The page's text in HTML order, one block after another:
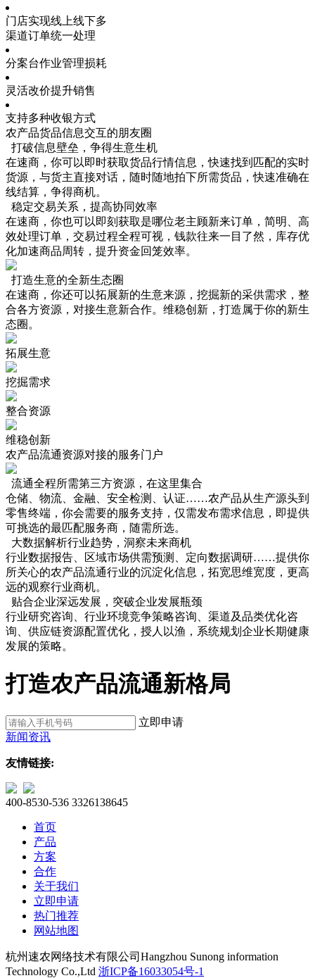
门店实现线上线下多
渠道订单统一处理
分案台作业管理损耗
灵活改价提升销售
支持多种收银方式
农产品货品信息交互的朋友圈
打破信息壁垒，争得生意生机
在速商，你可以即时获取货品行情信息，快速找到匹配的实时
货源，与货主直接对话，随时随地拍下所需货品，快速准确在
线结算，争得商机。
稳定交易关系，提高协同效率
在速商，你也可以即刻获取是哪位老主顾新来订单，简明、高
效处理订单，交易过程全程可视，钱款往来一目了然，库存优
化加速商品周转，提升资金回笼效率。
打造生意的全新生态圈
在速商，你还可以拓展新的生意来源，挖掘新的采供需求，整
合各方资源，对接生意新合作。维稳创新，打造属于你的新生
态圈。
拓展生意
挖掘需求
整合资源
维稳创新
农产品流通资源对接的服务门户
流通全程所需第三方资源，在这里集合
仓储、物流、金融、安全检测、认证……农产品从生产源头到
零售终端，你会需要的服务支持，仅需发布需求信息，即提供
可挑选的最匹配服务商，随需所选。
大数据解析行业趋势，洞察未来商机
行业数据报告、区域市场供需预测、定向数据调研……提供你
所关心的农产品流通行业的沉淀化信息，拓宽思维宽度，更高
远的观察行业商机。
贴合企业深远发展，突破企业发展瓶颈
行业研究咨询、行业环境竞争策略咨询、渠道及品类优化咨
询、供应链资源配置优化，授人以渔，系统规划企业长期健康
发展的策略。
打造农产品流通新格局
立即申请
新闻资讯
友情链接:
400-8530-536 3326138645
首页
产品
方案
合作
关于我们
立即申请
热门推荐
网站地图
杭州速农网络技术有限公司 Hangzhou Sunong information
Technology Co.,Ltd 浙ICP备16033054号-1